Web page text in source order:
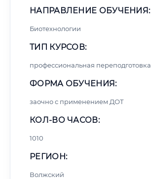
НАПРАВЛЕНИЕ ОБУЧЕНИЯ:
Биотехнологии
ТИП КУРСОВ:
профессиональная переподготовка
ФОРМА ОБУЧЕНИЯ:
заочно с применением ДОТ
КОЛ-ВО ЧАСОВ:
1010
РЕГИОН:
Волжский